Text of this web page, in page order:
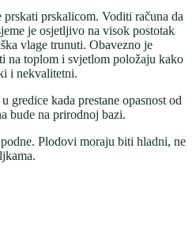
prskalicom. Voditi računa da
je osjetljivo na visok postotak
vlage trunuti. Obavezno je
na toplom i svjetlom položaju kako
i nekvalitetni.
gredice kada prestane opasnost od
bude na prirodnoj bazi.
Plodovi moraju biti hladni, ne